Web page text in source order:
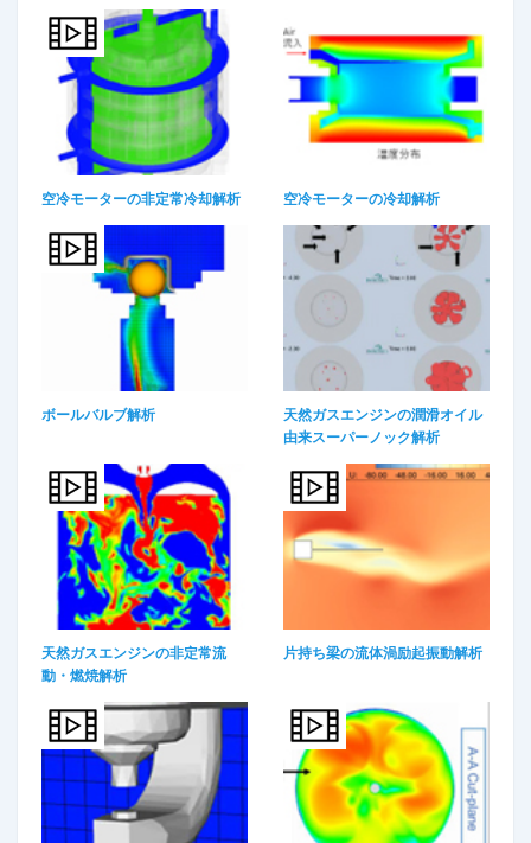
空冷モーターの非定常冷却解析 空冷モーターの冷却解析
ボールバルブ解析
天然ガスエンジンの潤滑オイル
由来スーパーノック解析​
天然ガスエンジンの非定常流
動・燃焼解析​
片持ち梁の流体渦励起振動解析